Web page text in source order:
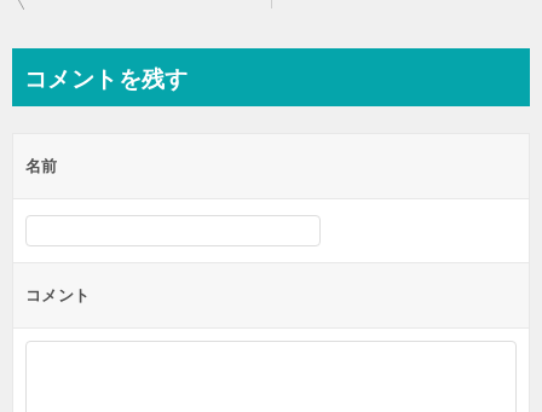
ビ
ー
シ
ン
コメントを残す
名前
コメント